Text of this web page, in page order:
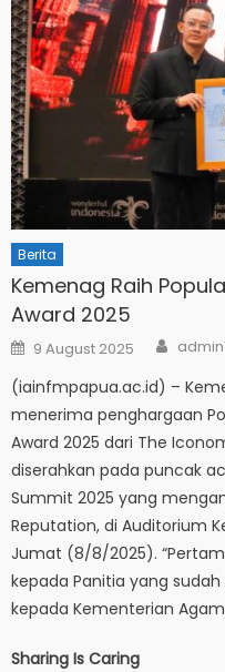
Berita
Kemenag Raih
Award 2025
Posted
on
9 August 2025
(iainfmpapua.ac.id) –
menerima penghargaan
Award 2025 dari The
diserahkan pada puncak
Summit 2025 yang
Reputation, di Auditorium
Jumat (8/8/2025).
kepada Panitia yang
kepada Kementerian
Sharing Is Caring